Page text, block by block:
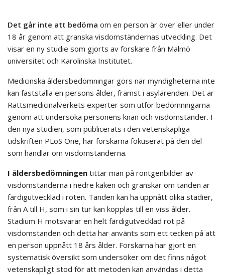
Det går inte att bedöma om en person är över eller under
18 år genom att granska visdomständernas utveckling. Det
visar en ny studie som gjorts av forskare från Malmö
universitet och Karolinska Institutet.
Medicinska åldersbedömningar görs när myndigheterna inte
kan fastställa en persons ålder, främst i asylärenden. Det är
Rättsmedicinalverkets experter som utför bedömningarna
genom att undersöka personens knän och visdomständer. I
den nya studien, som publicerats i den vetenskapliga
tidskriften PLoS One, har forskarna fokuserat på den del
som handlar om visdomständerna.
I åldersbedömningen tittar man på röntgenbilder av
visdomständerna i nedre käken och granskar om tanden är
färdigutvecklad i roten. Tanden kan ha uppnått olika stadier,
från A till H, som i sin tur kan kopplas till en viss ålder.
Stadium H motsvarar en helt färdigutvecklad rot på
visdomstanden och detta har använts som ett tecken på att
en person uppnått 18 års ålder. Forskarna har gjort en
systematisk översikt som undersöker om det finns något
vetenskapligt stöd för att metoden kan användas i detta